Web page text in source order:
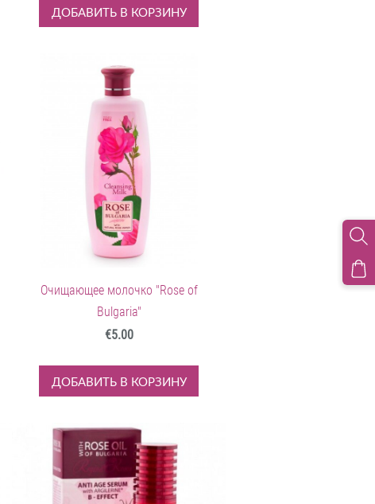
ДОБАВИТЬ В КОРЗИНУ
Очищающее молочко "Rose of
Bulgaria"
€5.00
ДОБАВИТЬ В КОРЗИНУ